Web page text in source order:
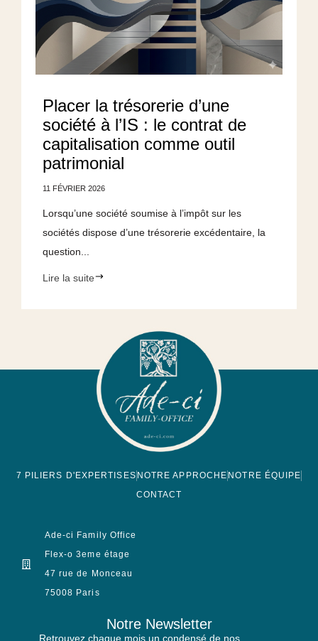
Placer la trésorerie d’une
société à l’IS : le contrat de
capitalisation comme outil
patrimonial
11 FÉVRIER 2026
Lorsqu’une société soumise à l’impôt sur les
sociétés dispose d’une trésorerie excédentaire, la
question...
Lire la suite
7 PILIERS D'EXPERTISES NOTRE APPROCHE NOTRE ÉQUIPE
CONTACT
Ade-ci Family Office
Flex-o 3eme étage
47 rue de Monceau
75008 Paris
Notre Newsletter
Retrouvez chaque mois un condensé de nos